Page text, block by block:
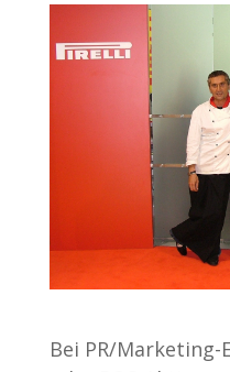
Bei PR/Marketing-